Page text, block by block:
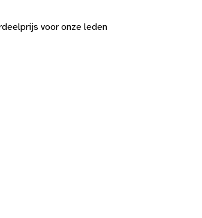
voor onze leden